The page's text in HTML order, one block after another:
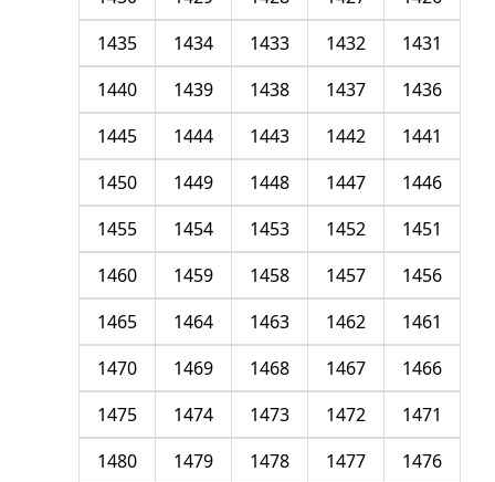
1431
1432
1433
1434
1435
1436
1437
1438
1439
1440
1441
1442
1443
1444
1445
1446
1447
1448
1449
1450
1451
1452
1453
1454
1455
1456
1457
1458
1459
1460
1461
1462
1463
1464
1465
1466
1467
1468
1469
1470
1471
1472
1473
1474
1475
1476
1477
1478
1479
1480